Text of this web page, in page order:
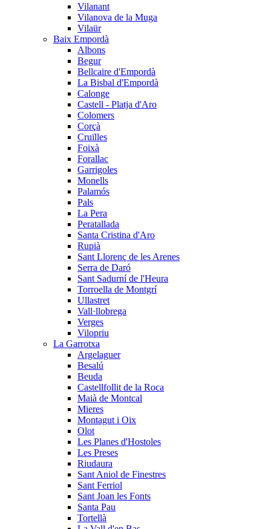
Vilanant
Vilanova de la Muga
Vilaür
Baix Empordà
Albons
Begur
Bellcaire d'Empordà
La Bisbal d'Empordà
Calonge
Castell - Platja d'Aro
Colomers
Corçà
Cruïlles
Foixà
Forallac
Garrigoles
Monells
Palamós
Pals
La Pera
Peratallada
Santa Cristina d'Aro
Rupià
Sant Llorenç de les Arenes
Serra de Daró
Sant Sadurní de l'Heura
Torroella de Montgrí
Ullastret
Vall·llobrega
Verges
Vilopriu
La Garrotxa
Argelaguer
Besalú
Beuda
Castellfollit de la Roca
Maià de Montcal
Mieres
Montagut i Oix
Olot
Les Planes d'Hostoles
Les Preses
Riudaura
Sant Aniol de Finestres
Sant Ferriol
Sant Joan les Fonts
Santa Pau
Tortellà